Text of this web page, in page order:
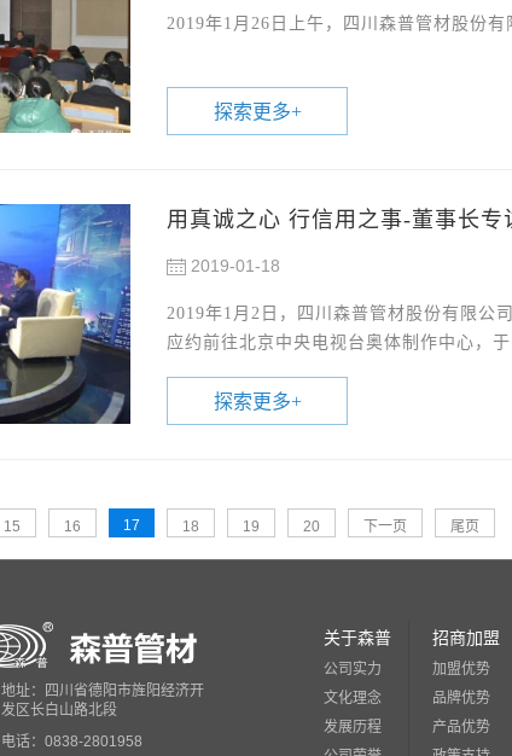
2019年1月26日上午，四川森普管材股份
探索更多+
用真诚之心 行信用之事-董事长专
2019-01-18
2019年1月2日，四川森普管材股份有限公
应约前往北京中央电视台奥体制作中心，于
探索更多+
15 16 17 18 19 20 下一页 尾页
地址：四川省德阳市旌阳经济开
发区长白山路北段
电话：0838-2801958
关于森普
公司实力
文化理念
发展历程
招商加盟
加盟优势
品牌优势
产品优势